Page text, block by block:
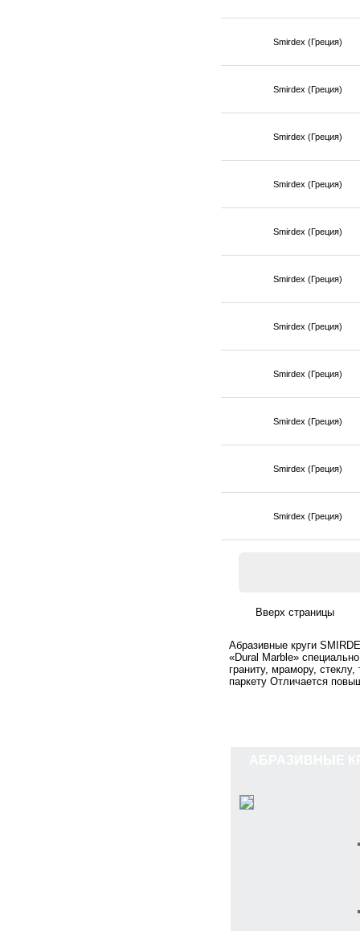
Smirdex (Греция)
Smirdex (Греция)
Smirdex (Греция)
Smirdex (Греция)
Smirdex (Греция)
Smirdex (Греция)
Smirdex (Греция)
Smirdex (Греция)
Smirdex (Греция)
Smirdex (Греция)
Smirdex (Греция)
Абразивные круги
«Dural Marble»
граниту, мрамору,
паркету Отличается